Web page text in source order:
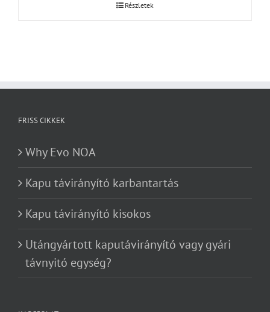
Részletek
FRISS CIKKEK
Why Evo NOA
Kapu távirányító karbantartás
Kapu távirányító kisokos
Utángyártott kaputávirányító vagy gyári
távnyitó egység?